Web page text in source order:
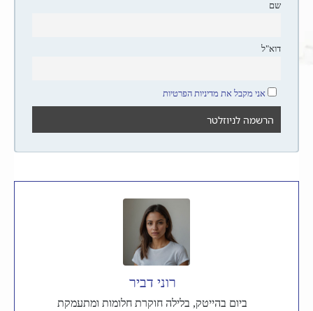
שם
דוא"ל
אני מקבל את מדיניות הפרטיות
רוני דביר
ביום בהייטק, בלילה חוקרת חלומות ומתעמקת